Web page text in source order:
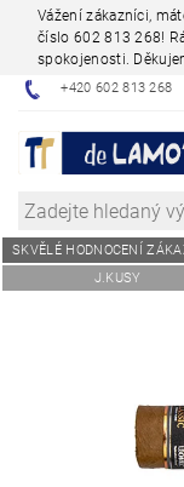
Vážení zákazníci,
číslo 602 813 268!
spokojenosti.
+420 602 813 268
SKVĚLÉ HODNOCENÍ
J.KUSY